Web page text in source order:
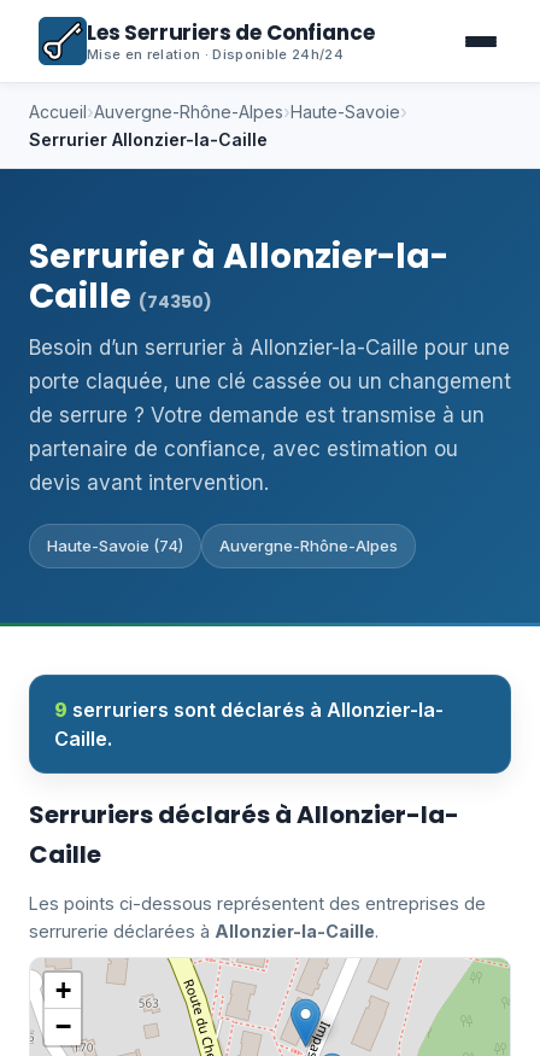
Les Serruriers de Confiance
Mise en relation · Disponible 24h/24
Accueil›Auvergne-Rhône-Alpes›Haute-Savoie›
Serrurier Allonzier-la-Caille
Serrurier à Allonzier-la-
Caille (74350)
Besoin d’un serrurier à Allonzier-la-Caille pour une
porte claquée, une clé cassée ou un changement
de serrure ? Votre demande est transmise à un
partenaire de confiance, avec estimation ou
devis avant intervention.
Haute-Savoie (74) Auvergne-Rhône-Alpes
9 serruriers sont déclarés à Allonzier-la-
Caille.
Serruriers déclarés à Allonzier-la-
Caille
Les points ci-dessous représentent des entreprises de
serrurerie déclarées à Allonzier-la-Caille.
+
−